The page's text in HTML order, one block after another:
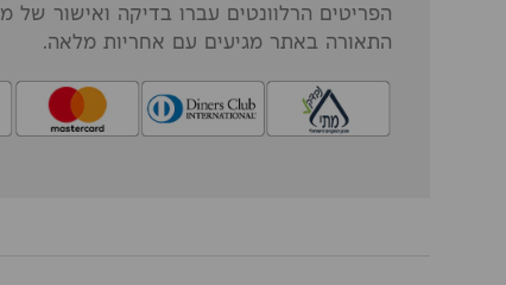
הפריטים הרלוונטים עברו בדיקה ואישור של
התאורה באתר מגיעים עם אחריות מלאה.